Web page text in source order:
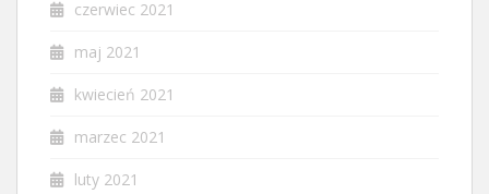
czerwiec 2021
maj 2021
kwiecień 2021
marzec 2021
luty 2021